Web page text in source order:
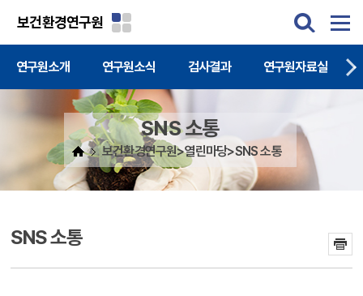
보건환경연구원
연구원소개 연구원소식 검사결과 연구원자료실
SNS 소통
보건환경연구원>열린마당>SNS 소통
SNS 소통